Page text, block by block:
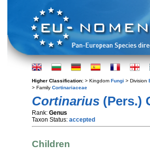
Higher Classification: > Kingdom Fungi > Division
> Family Cortinariaceae
Cortinarius (Pers.)
Rank: Genus
Taxon Status: accepted
Children